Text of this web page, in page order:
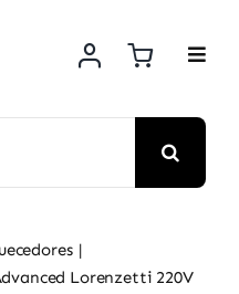
Lorenzetti 220V